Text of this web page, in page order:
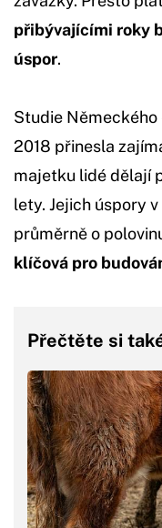
přibývajícími roky
úspor.
Studie
2018 přinesla
majetku lidé dělají
lety. Jejich úspory
průměrně o
klíčová pro
Přečtěte si